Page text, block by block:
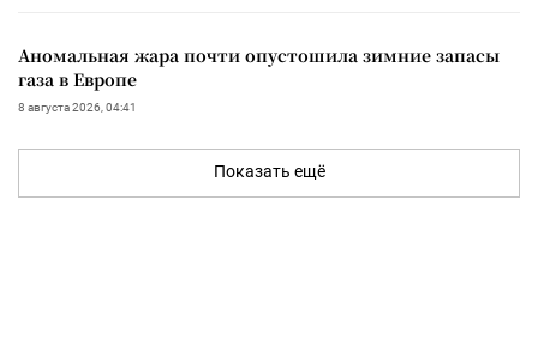
Аномальная жара почти опустошила зимние запасы
газа в Европе
8 августа 2026, 04:41
Показать ещё